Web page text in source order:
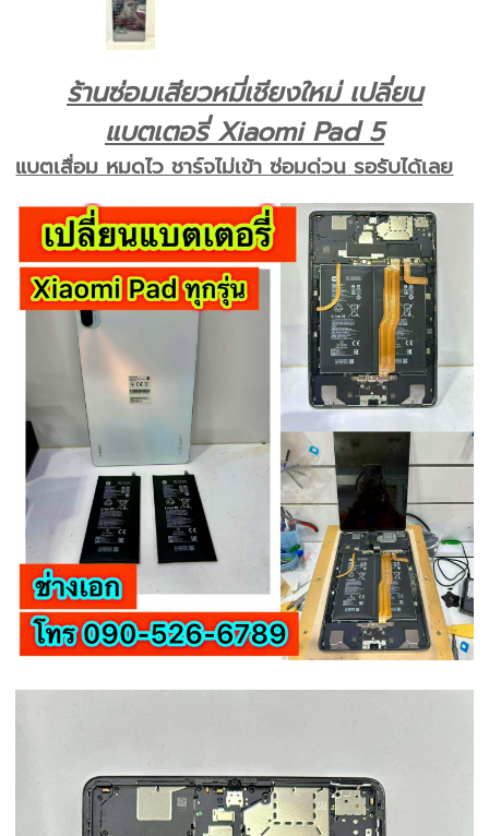
ร้านซ่อมเสียวหมี่เชียงใหม่ เปลี่ยน
แบตเตอรี่ Xiaomi Pad 5
แบตเสื่อม หมดไว ชาร์จไม่เข้า ซ่อมด่วน รอรับได้เลย